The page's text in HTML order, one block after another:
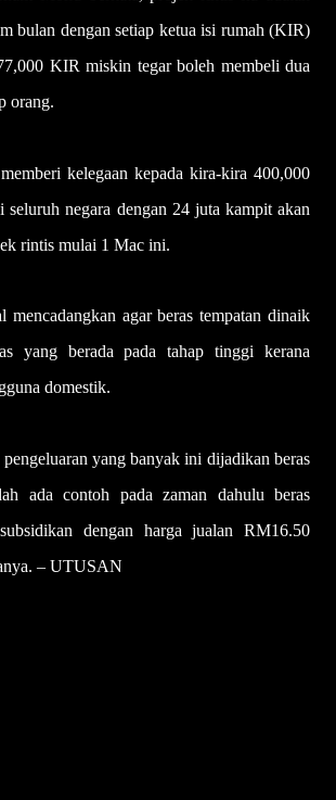
bulan dengan setiap ketua isi rumah (KIR)
KIR miskin tegar boleh membeli dua
orang.
kelegaan kepada kira-kira 400,000
seluruh negara dengan 24 juta kampit akan
rintis mulai 1 Mac ini.
mencadangkan agar beras tempatan dinaik
yang berada pada tahap tinggi kerana
domestik.
yang banyak ini dijadikan beras
ada contoh pada zaman dahulu beras
dengan harga jualan RM16.50
– UTUSAN